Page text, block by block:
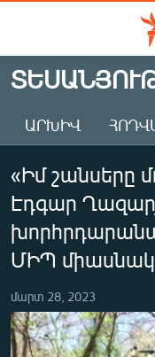
Մատչելիության
Անցնել
հիմնական
Անցնել
հիմնական
մենյուին
Որոնում
ԱԶԱՏՈՒԹՅՈՒՆ TV
ՀԱՅԱՍՏԱՆ
ԸՆՏՐՈՒԹՅՈՒՆՆԵՐ
ԻՐԱՎՈՒՆՔ
ՀԱՍԱՐԱԿՈՒԹՅՈՒՆ
ՂԱՐԱԲԱՂ
ՊԱՏԵՐԱԶՄԻ 6
ԱՐԽԻՎ
«Իմ շանսերը
Էդգար
ՄԻՊ
մարտ 28, 2023